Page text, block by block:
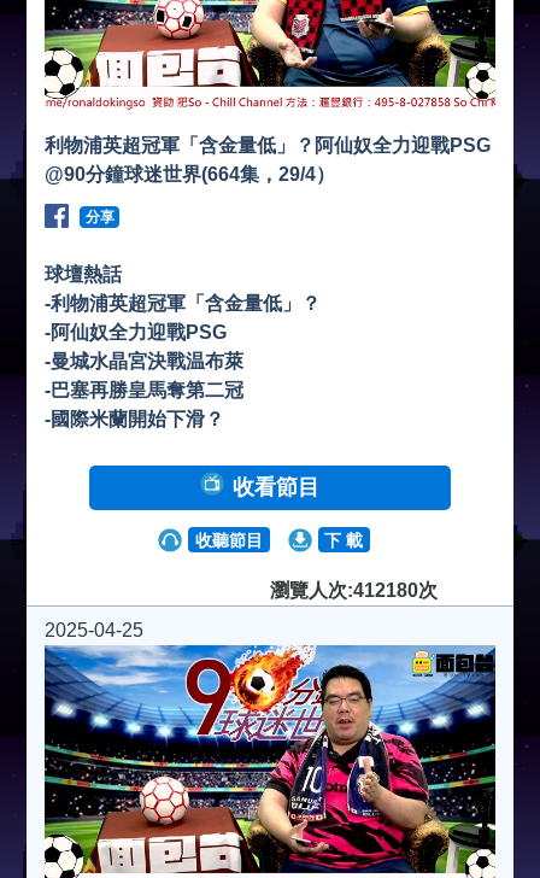
利物浦英超冠軍「含金量低」？阿仙奴全力迎戰PSG
@90分鐘球迷世界(664集，29/4）
分享
球壇熱話
-利物浦英超冠軍「含金量低」？
-阿仙奴全力迎戰PSG
-曼城水晶宮決戰温布萊
-巴塞再勝皇馬奪第二冠
-國際米蘭開始下滑？
收看節目
收聽節目 下 載
瀏覽人次:412180次
2025-04-25